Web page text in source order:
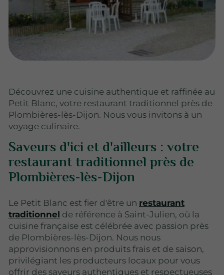
Découvrez une cuisine authentique et raffinée au
Petit Blanc, votre restaurant traditionnel près de
Plombières-lès-Dijon. Nous vous invitons à un
voyage culinaire.
Saveurs d'ici et d'ailleurs : votre
restaurant traditionnel près de
Plombières-lès-Dijon
Le Petit Blanc est fier d'être un restaurant
traditionnel de référence à Saint-Julien, où la
cuisine française est célébrée avec passion près
de Plombières-lès-Dijon. Nous nous
approvisionnons en produits frais et de saison,
privilégiant les producteurs locaux pour vous
offrir des saveurs authentiques et respectueuses